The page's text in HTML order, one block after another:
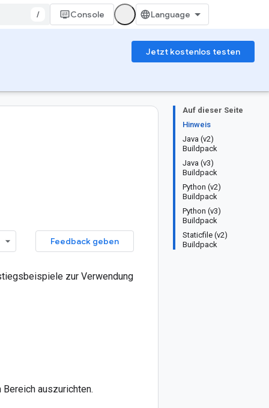
/ Console
Jetzt kostenlos testen
Auf dieser Seite
Hinweis
Java (v2)
Buildpack
Java (v3)
Buildpack
Python (v2)
Buildpack
Python (v3)
Buildpack
Staticfile (v2)
Buildpack
Feedback geben
zur Verwendung
auszurichten.